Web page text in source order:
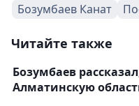
Бозумбаев Канат
Читайте также
Бозумбаев
Алматинскую